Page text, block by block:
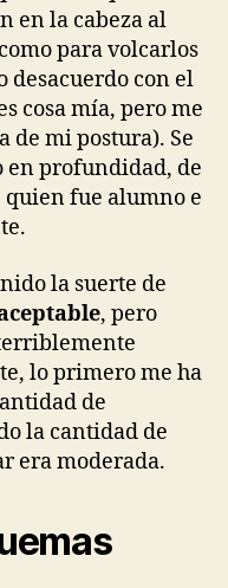
en la cabeza al
para volcarlos
desacuerdo con el
cosa mía, pero me
de mi postura). Se
en profundidad, de
fue alumno e
la suerte de
, pero
lo primero me ha
de
la cantidad de
era moderada.